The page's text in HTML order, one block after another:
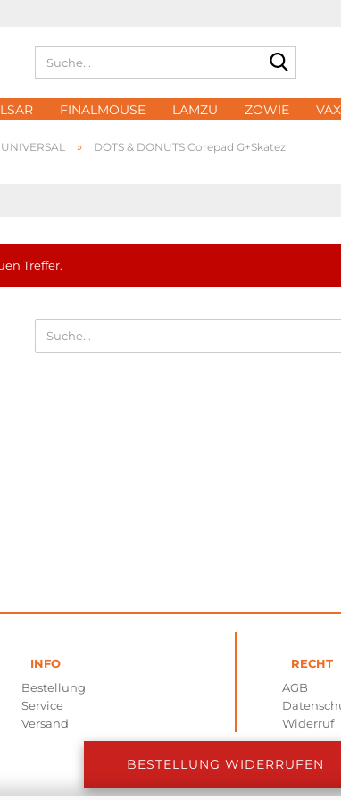
FINALMOUSE LAMZU ZOWIE
» DOTS & DONUTS Corepad G+Skatez
Treffer.
INFO
Bestellung
Service
Versand
RECHT
AGB
Widerruf
BESTELLUNG WIDERRUFEN